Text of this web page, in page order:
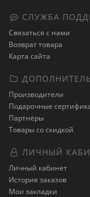
СЛУЖБА
Связаться с нами
Возврат товара
Карта сайта
Производители
Подарочные
Партнёры
Товары со скидкой
ЛИЧНЫЙ
Личный кабинет
История заказов
Мои закладки